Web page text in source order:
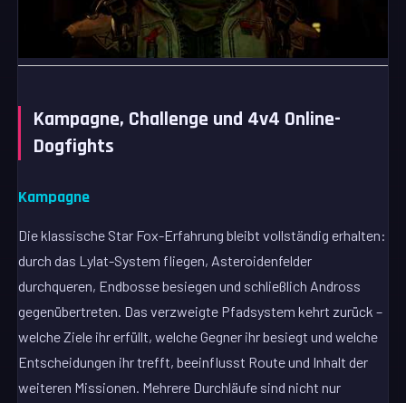
Kampagne, Challenge und 4v4 Online-
Dogfights
Kampagne
Die klassische Star Fox-Erfahrung bleibt vollständig erhalten:
durch das Lylat-System fliegen, Asteroidenfelder
durchqueren, Endbosse besiegen und schließlich Andross
gegenübertreten. Das verzweigte Pfadsystem kehrt zurück –
welche Ziele ihr erfüllt, welche Gegner ihr besiegt und welche
Entscheidungen ihr trefft, beeinflusst Route und Inhalt der
weiteren Missionen. Mehrere Durchläufe sind nicht nur